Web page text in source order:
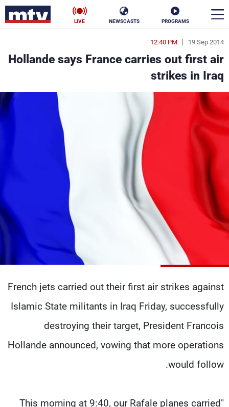
PROGRAMS
NEWSCASTS
LIVE
19 Sep 2014
12:40 PM
Hollande says France carries out first air
strikes in Iraq
French jets carried out their first air strikes against
Islamic State militants in Iraq Friday, successfully
destroying their target, President Francois
Hollande announced, vowing that more operations
would follow.
"This morning at 9:40, our Rafale planes carried
en
الأخبار
سياسة
إقتصاد
منوعات
كأس العالم
البرامج
جدول البرامج
شاهد البرامج
عن MTV
لاعلاناتكم
وظائف
شروط الإسـتخدام